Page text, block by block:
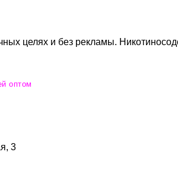
целях и без рекламы.
оптом
3